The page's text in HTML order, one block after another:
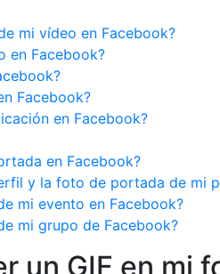
mi vídeo en Facebook?
en Facebook?
Facebook?
en Facebook?
en Facebook?
y la foto de portada de mi
mi evento en Facebook?
mi grupo de Facebook?
un GIF en mi